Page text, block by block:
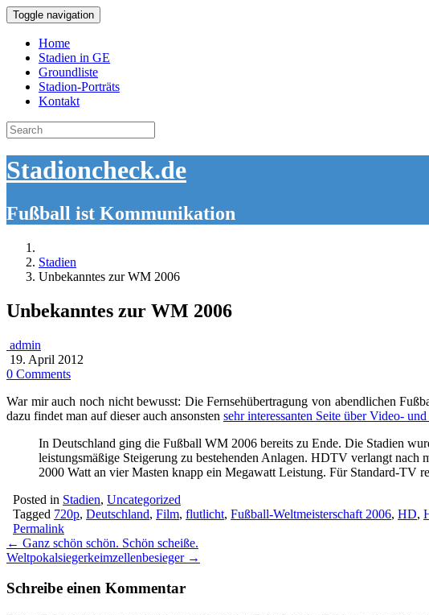
Toggle navigation
Home
Stadien in GE
Groundliste
Stadion-Porträts
Kontakt
Search
for:
Stadioncheck.de
Fußball ist Kommunikation
Stadien
Unbekanntes zur WM 2006
Unbekanntes zur WM 2006
admin
19. April 2012
0 Comments
War mir auch noch nicht bewusst: Die Fernsehübertragung von abendlichen
dazu findet man auf dieser auch ansonsten sehr interessanten Seite über Video-
In Deutschland ging die Fußball WM 2006 bereits zu Ende. Die Stadien
leistungsmäßige Steigerung zu bestehenden Anlagen. HDTV verlangt
2000 Watt an vier Masten knapp ein Megawatt Leistung. Für Standard-TV
Posted in Stadien, Uncategorized
Tagged 720p, Deutschland, Film, flutlicht, Fußball-Weltmeisterschaft 2006, HD,
Permalink
Post
navigation
← Ganz schön schön. Schön scheiße.
Weltpokalsiegerkeimzellenbesieger →
Schreibe einen Kommentar